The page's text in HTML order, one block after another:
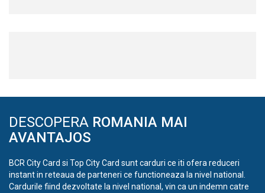
DESCOPERA ROMANIA MAI
AVANTAJOS
BCR City Card si Top City Card sunt carduri ce iti ofera reduceri
instant in reteaua de parteneri ce functioneaza la nivel national.
Cardurile fiind dezvoltate la nivel national, vin ca un indemn catre